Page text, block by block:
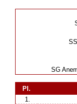
SG
Pl.
1.